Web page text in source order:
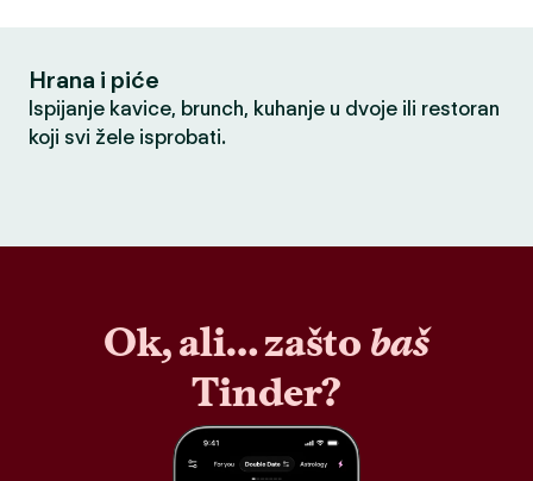
Hrana i piće
Ispijanje kavice, brunch, kuhanje u dvoje ili restoran
koji svi žele isprobati.
Ok, ali… zašto baš
Tinder?